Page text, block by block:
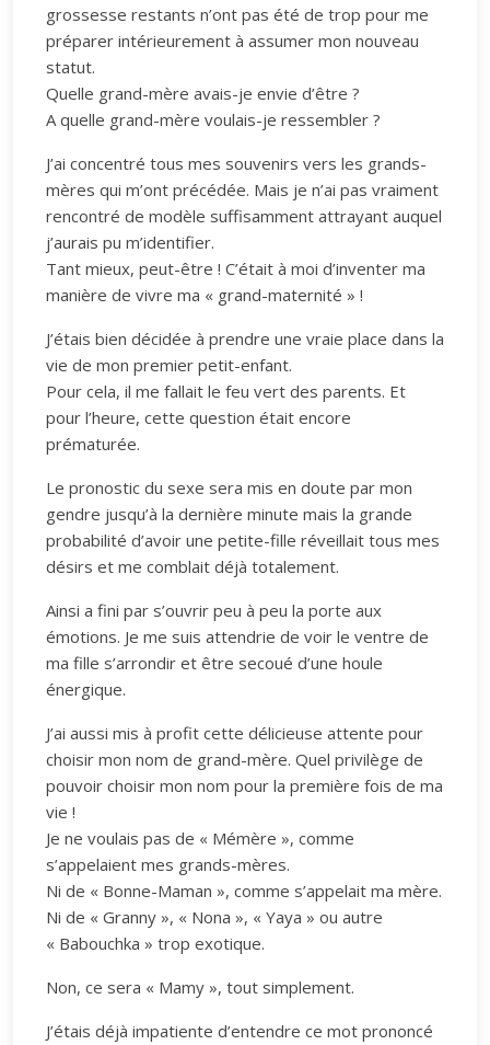
grossesse restants n’ont pas été de trop pour me
préparer intérieurement à assumer mon nouveau
statut.
Quelle grand-mère avais-je envie d’être ?
A quelle grand-mère voulais-je ressembler ?
J’ai concentré tous mes souvenirs vers les grands-
mères qui m’ont précédée. Mais je n’ai pas vraiment
rencontré de modèle suffisamment attrayant auquel
j’aurais pu m’identifier.
Tant mieux, peut-être ! C’était à moi d’inventer ma
manière de vivre ma « grand-maternité » !
J’étais bien décidée à prendre une vraie place dans la
vie de mon premier petit-enfant.
Pour cela, il me fallait le feu vert des parents. Et
pour l’heure, cette question était encore
prématurée.
Le pronostic du sexe sera mis en doute par mon
gendre jusqu’à la dernière minute mais la grande
probabilité d’avoir une petite-fille réveillait tous mes
désirs et me comblait déjà totalement.
Ainsi a fini par s’ouvrir peu à peu la porte aux
émotions. Je me suis attendrie de voir le ventre de
ma fille s’arrondir et être secoué d’une houle
énergique.
J’ai aussi mis à profit cette délicieuse attente pour
choisir mon nom de grand-mère. Quel privilège de
pouvoir choisir mon nom pour la première fois de ma
vie !
Je ne voulais pas de « Mémère », comme
s’appelaient mes grands-mères.
Ni de « Bonne-Maman », comme s’appelait ma mère.
Ni de « Granny », « Nona », « Yaya » ou autre
« Babouchka » trop exotique.
Non, ce sera « Mamy », tout simplement.
J’étais déjà impatiente d’entendre ce mot prononcé